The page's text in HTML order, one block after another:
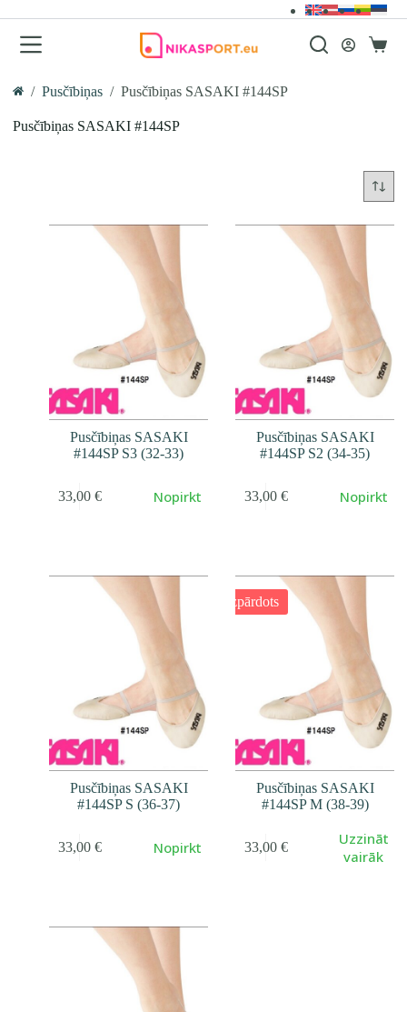
to
content
/ Pusčībiņas / Pusčībiņas SASAKI #144SP
Pusčībiņas SASAKI #144SP
Pusčībiņas SASAKI
#144SP S3 (32-33)
33,00 € Nopirkt
Pusčībiņas SASAKI
#144SP S2 (34-35)
33,00 € Nopirkt
Pusčībiņas SASAKI
#144SP S (36-37)
33,00 € Nopirkt
Izpārdots
Pusčībiņas SASAKI
#144SP M (38-39)
33,00 €
Uzzināt
vairāk